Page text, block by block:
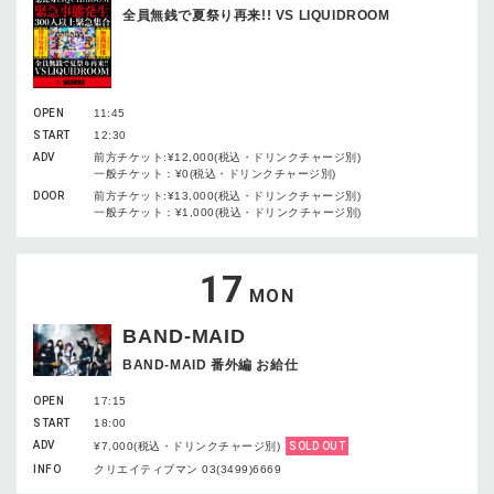
全員無銭で夏祭り再来!! VS LIQUIDROOM
OPEN
11:45
START
12:30
ADV
前方チケット:¥12,000(税込・ドリンクチャージ別)
一般チケット：¥0(税込・ドリンクチャージ別)
DOOR
前方チケット:¥13,000(税込・ドリンクチャージ別)
一般チケット：¥1,000(税込・ドリンクチャージ別)
17 MON
BAND-MAID
BAND-MAID 番外編 お給仕
OPEN
17:15
START
18:00
ADV
¥7,000(税込・ドリンクチャージ別)
SOLD OUT
INFO
クリエイティブマン 03(3499)6669